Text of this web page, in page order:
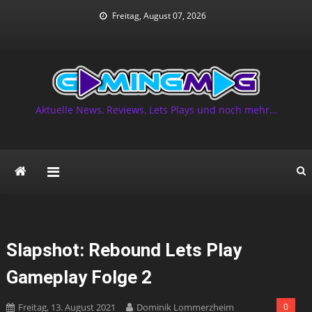
Freitag, August 07, 2026
Aktuelle News, Reviews, Lets Plays und noch mehr…
Slapshot: Rebound Lets Play
Gameplay Folge 2
Freitag, 13. August 2021 Dominik Lommerzheim 0